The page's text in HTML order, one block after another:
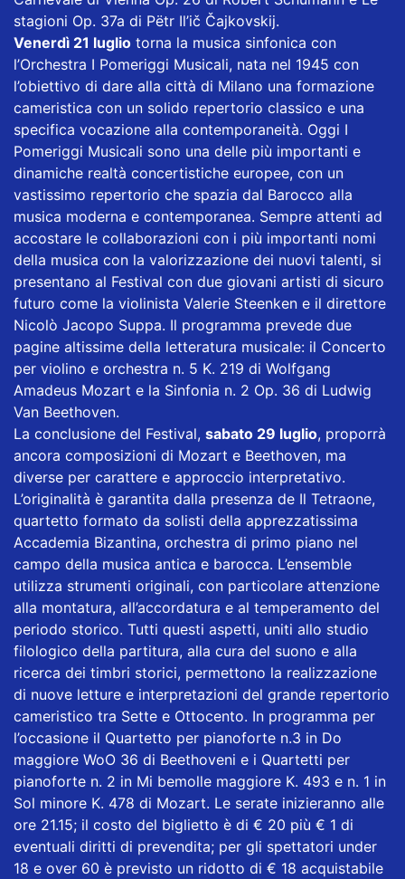
stagioni Op. 37a di Pëtr Il’ič Čajkovskij.
Venerdì 21 luglio torna la musica sinfonica con
l’Orchestra I Pomeriggi Musicali, nata nel 1945 con
l’obiettivo di dare alla città di Milano una formazione
cameristica con un solido repertorio classico e una
specifica vocazione alla contemporaneità. Oggi I
Pomeriggi Musicali sono una delle più importanti e
dinamiche realtà concertistiche europee, con un
vastissimo repertorio che spazia dal Barocco alla
musica moderna e contemporanea. Sempre attenti ad
accostare le collaborazioni con i più importanti nomi
della musica con la valorizzazione dei nuovi talenti, si
presentano al Festival con due giovani artisti di sicuro
futuro come la violinista Valerie Steenken e il direttore
Nicolò Jacopo Suppa. Il programma prevede due
pagine altissime della letteratura musicale: il Concerto
per violino e orchestra n. 5 K. 219 di Wolfgang
Amadeus Mozart e la Sinfonia n. 2 Op. 36 di Ludwig
Van Beethoven.
La conclusione del Festival, sabato 29 luglio, proporrà
ancora composizioni di Mozart e Beethoven, ma
diverse per carattere e approccio interpretativo.
L’originalità è garantita dalla presenza de Il Tetraone,
quartetto formato da solisti della apprezzatissima
Accademia Bizantina, orchestra di primo piano nel
campo della musica antica e barocca. L’ensemble
utilizza strumenti originali, con particolare attenzione
alla montatura, all’accordatura e al temperamento del
periodo storico. Tutti questi aspetti, uniti allo studio
filologico della partitura, alla cura del suono e alla
ricerca dei timbri storici, permettono la realizzazione
di nuove letture e interpretazioni del grande repertorio
cameristico tra Sette e Ottocento. In programma per
l’occasione il Quartetto per pianoforte n.3 in Do
maggiore WoO 36 di Beethoveni e i Quartetti per
pianoforte n. 2 in Mi bemolle maggiore K. 493 e n. 1 in
Sol minore K. 478 di Mozart. Le serate inizieranno alle
ore 21.15; il costo del biglietto è di € 20 più € 1 di
eventuali diritti di prevendita; per gli spettatori under
18 e over 60 è previsto un ridotto di € 18 acquistabile